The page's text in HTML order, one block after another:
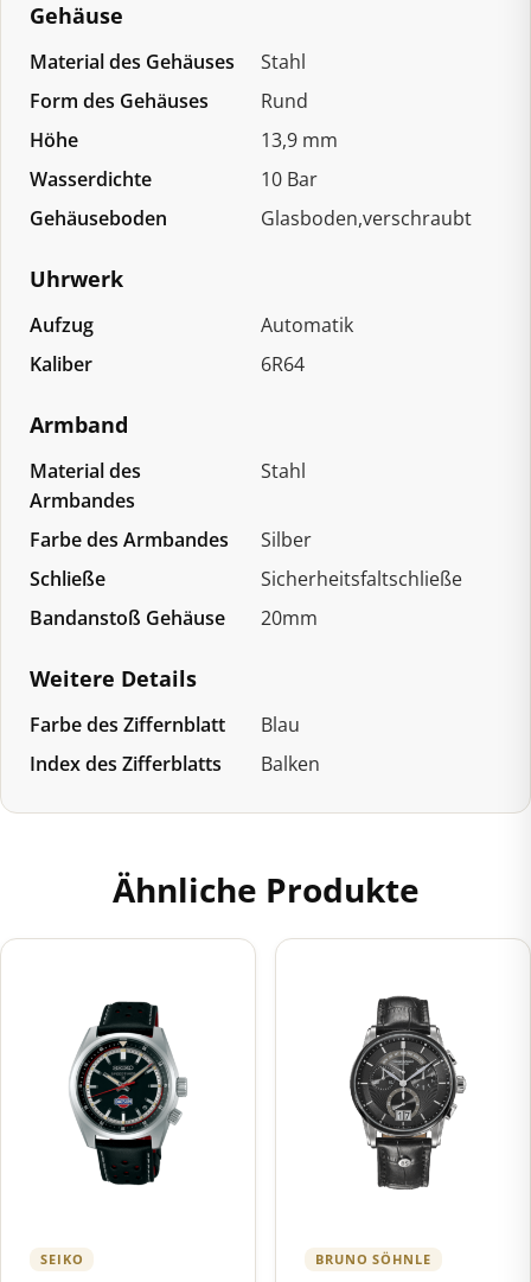
Gehäuse
Material des Gehäuses
Stahl
Form des Gehäuses
Rund
Höhe
13,9 mm
Wasserdichte
10 Bar
Gehäuseboden
Glasboden,verschraubt
Uhrwerk
Aufzug
Automatik
Kaliber
6R64
Armband
Material des
Armbandes
Stahl
Farbe des Armbandes
Silber
Schließe
Sicherheitsfaltschließe
Bandanstoß Gehäuse
20mm
Weitere Details
Farbe des Ziffernblatt
Blau
Index des Zifferblatts
Balken
Ähnliche Produkte
SEIKO BRUNO SÖHNLE